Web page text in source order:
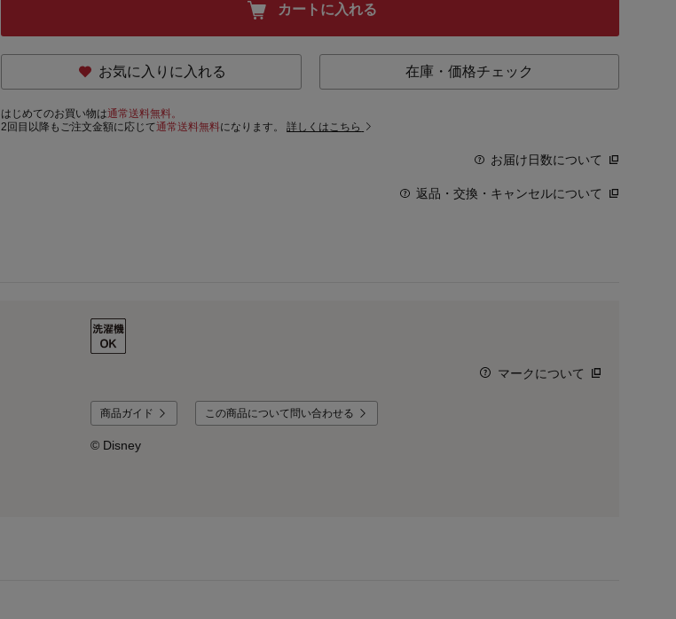
カートに入れる
お気に入りに入れる 在庫・価格チェック
はじめてのお買い物は通常送料無料。
2回目以降もご注文金額に応じて通常送料無料になります。詳しくはこちら
お届け日数について
返品・交換・キャンセルについて
マークについて
商品ガイド この商品について問い合わせる
© Disney